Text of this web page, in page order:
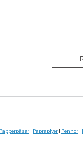
Papperpåsar Papraplyer Pennor